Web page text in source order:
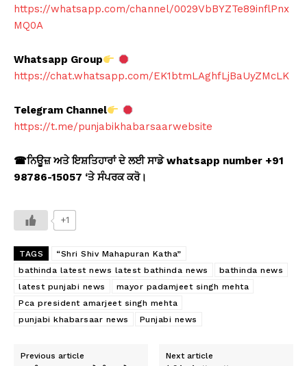
https://whatsapp.com/channel/0029VbBYZTe89inflPnx
MQ0A
Whatsapp Group
https://chat.whatsapp.com/EK1btmLAghfLjBaUyZMcLK
Telegram Channel
https://t.me/punjabikhabarsaarwebsite
☎ਨਿਊਜ਼ ਅਤੇ ਇਸ਼ਤਿਹਾਰਾਂ ਦੇ ਲਈ ਸਾਡੇ whatsapp number +91
98786-15057 ‘ਤੇ ਸੰਪਰਕ ਕਰੋ।
+1
TAGS
“Shri Shiv Mahapuran Katha”
bathinda latest news latest bathinda news
bathinda news
latest punjabi news
mayor padamjeet singh mehta
Pca president amarjeet singh mehta
punjabi khabarsaar news
Punjabi news
Previous article Next article